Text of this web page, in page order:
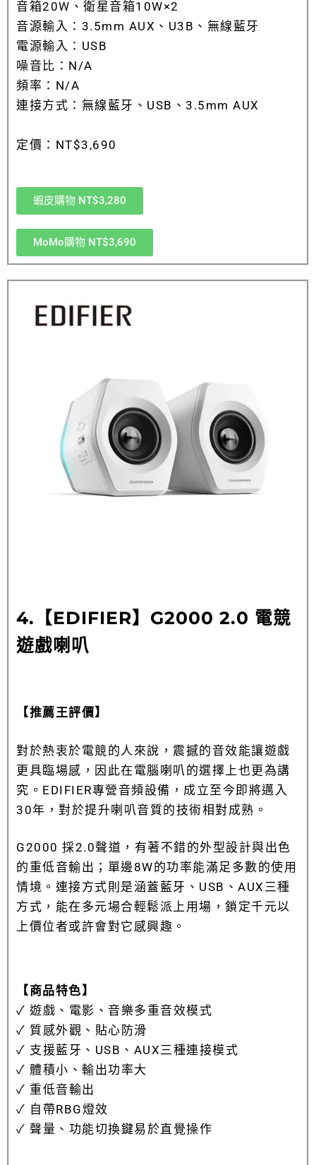
音箱20W、衛星音箱10W×2
音源輸入：3.5mm AUX、U3B、無線藍牙
電源輸入：USB
噪音比：N/A
頻率：N/A
連接方式：無線藍牙、USB、3.5mm AUX
定價：NT$3,690
蝦皮購物 NT$3,280
MoMo購物 NT$3,690
4.【EDIFIER】G2000 2.0 電競
遊戲喇叭
【推薦王評價】
對於熱衷於電競的人來說，震撼的音效能讓遊戲
更具臨場感，因此在電腦喇叭的選擇上也更為講
究。EDIFIER專營音頻設備，成立至今即將邁入
30年，對於提升喇叭音質的技術相對成熟。
G2000 採2.0聲道，有著不錯的外型設計與出色
的重低音輸出；單邊8W的功率能滿足多數的使用
情境。連接方式則是涵蓋藍牙、USB、AUX三種
方式，能在多元場合輕鬆派上用場，鎖定千元以
上價位者或許會對它感興趣。
【商品特色】
✓ 遊戲、電影、音樂多重音效模式
✓ 質感外觀、貼心防滑
✓ 支援藍牙、USB、AUX三種連接模式
✓ 體積小、輸出功率大
✓ 重低音輸出
✓ 自帶RBG燈效
✓ 聲量、功能切換鍵易於直覺操作